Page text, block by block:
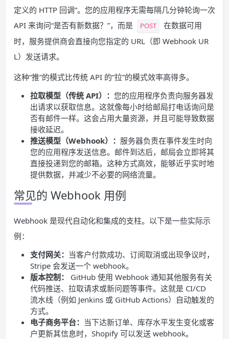
定义的 HTTP 回调”。您的应用程序无需每隔几分钟轮询一次
API 来询问“是否有新数据？”，而是
POST
在数据可用
时，服务提供商会直接向您指定的 URL（即 Webhook UR
L）发送请求。
这种“推”的模式比传统 API 的“拉”的模式效率高得多。
拉取模型（传统 API）： 您的应用程序负责向服务器发
出请求以获取信息。这就像每小时给邮局打电话询问是
否有邮件一样。这会占用大量资源，并且可能导致数据
接收延迟。
推送模型（Webhook）： 服务器负责在事件发生时向
您的应用程序发送信息。邮件到达后，邮局会立即将其
直接投递到您的邮箱。这种方式高效，能够近乎实时地
提供数据，并减少不必要的网络流量。
常见的 Webhook 用例
Webhook 是现代自动化和集成的支柱。以下是一些实际示
例：
支付网关： 当客户付款成功、订阅取消或出现争议时，
Stripe 会发送一个 webhook。
版本控制：
GitHub 使用 Webhook 通知其他服务有关
代码推送、拉取请求或新问题等事件。这就是 CI/CD
流水线（例如 Jenkins 或 GitHub Actions）自动触发的
方式。
电子商务平台： 当下达新订单、库存水平发生变化或客
户更新其信息时，Shopify 可以发送 webhook。